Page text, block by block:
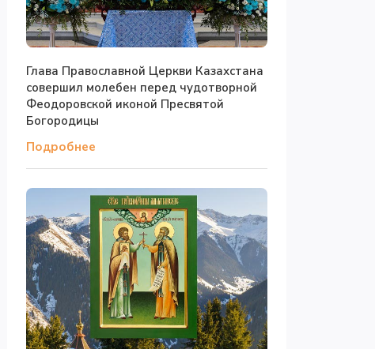
Глава Православной Церкви Казахстана
совершил молебен перед чудотворной
Феодоровской иконой Пресвятой
Богородицы
Подробнее